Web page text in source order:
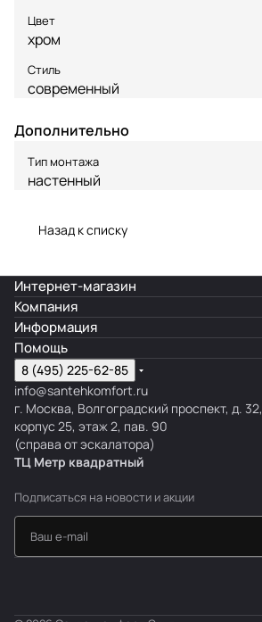
Цвет
хром
Стиль
современный
Дополнительно
Тип монтажа
настенный
Назад к списку
Интернет-магазин
Компания
Информация
Помощь
8 (495) 225-62-85
info@santehkomfort.ru
г. Москва, Волгоградский проспект, д. 32,
корпус 25, этаж 2, пав. 90
(справа от эскалатора)
ТЦ Метр квадратный
Подписаться на новости и акции